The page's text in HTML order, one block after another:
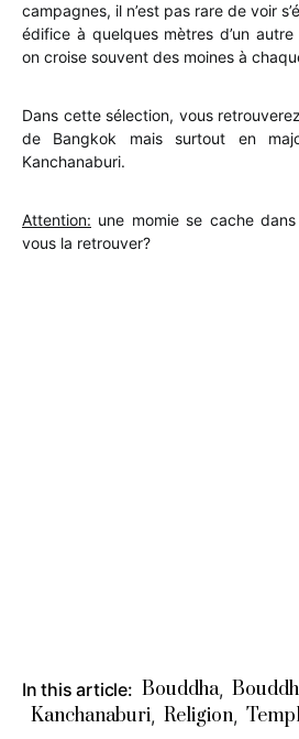
campagnes, il n’est pas rare de voir
édifice à quelques mètres d’un
on croise souvent des moines à
Dans cette sélection, vous
de Bangkok mais surtout en
Kanchanaburi.
Attention: une momie se cache
vous la retrouver?
In this article: Bouddha,
Kanchanaburi, Religion,